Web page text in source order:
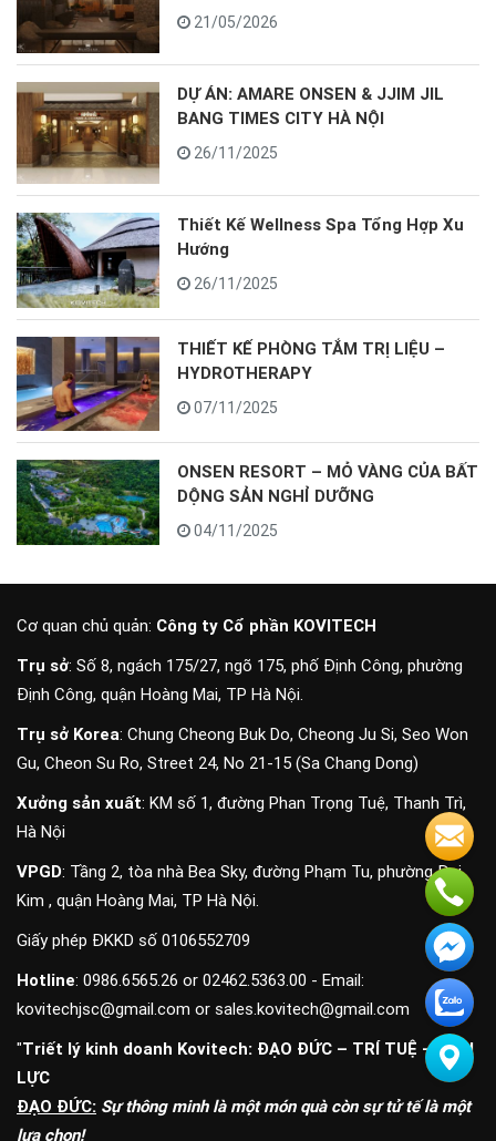
21/05/2026
DỰ ÁN: AMARE ONSEN & JJIM JIL
BANG TIMES CITY HÀ NỘI
26/11/2025
Thiết Kế Wellness Spa Tổng Hợp Xu
Hướng
26/11/2025
THIẾT KẾ PHÒNG TẮM TRỊ LIỆU –
HYDROTHERAPY
07/11/2025
ONSEN RESORT – MỎ VÀNG CỦA BẤT
DỘNG SẢN NGHỈ DƯỠNG
04/11/2025
Cơ quan chủ quản: Công ty Cổ phần KOVITECH
Trụ sở: Số 8, ngách 175/27, ngõ 175, phố Định Công, phường
Định Công, quận Hoàng Mai, TP Hà Nội.
Trụ sở Korea: Chung Cheong Buk Do, Cheong Ju Si, Seo Won
Gu, Cheon Su Ro, Street 24, No 21-15 (Sa Chang Dong)
Xưởng sản xuất: KM số 1, đường Phan Trọng Tuệ, Thanh Trì,
Hà Nội
VPGD: Tầng 2, tòa nhà Bea Sky, đường Phạm Tu, phường Đại
Kim , quận Hoàng Mai, TP Hà Nội.
Giấy phép ĐKKD số 0106552709
Hotline: 0986.6565.26 or 02462.5363.00 - Email:
kovitechjsc@gmail.com or sales.kovitech@gmail.com
"Triết lý kinh doanh Kovitech: ĐẠO ĐỨC – TRÍ TUỆ - NGHỊ
LỰC
ĐẠO ĐỨC: Sự thông minh là một món quà còn sự tử tế là một
lựa chọn!